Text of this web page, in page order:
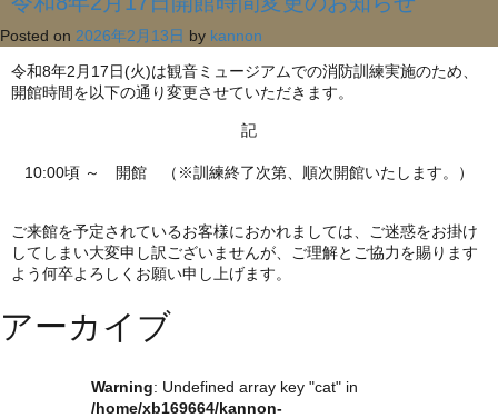
Posted on 2026年2月13日 by kannon
令和8年2月17日(火)は観音ミュージアムでの消防訓練実施のため、
開館時間を以下の通り変更させていただきます。
記
10:00頃 ～ 開館 （※訓練終了次第、順次開館いたします。）
ご来館を予定されているお客様におかれましては、ご迷惑をお掛け
してしまい大変申し訳ございませんが、ご理解とご協力を賜ります
よう何卒よろしくお願い申し上げます。
アーカイブ
Warning: Undefined array key "cat" in
/home/xb169664/kannon-